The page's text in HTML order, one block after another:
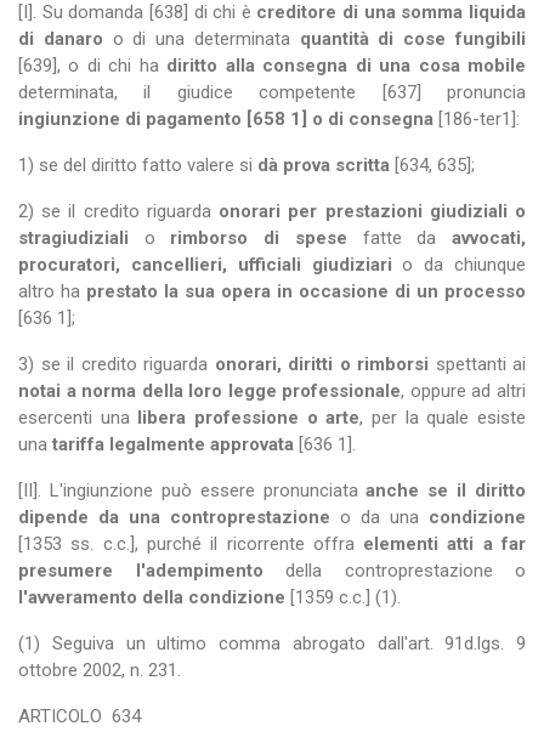
[I]. Su domanda [638] di chi è creditore di una somma liquida
di danaro o di una determinata quantità di cose fungibili
[639], o di chi ha diritto alla consegna di una cosa mobile
determinata, il giudice competente [637] pronuncia
ingiunzione di pagamento [658 1] o di consegna [186-ter1]:
1) se del diritto fatto valere si dà prova scritta [634, 635];
2) se il credito riguarda onorari per prestazioni giudiziali o
stragiudiziali o rimborso di spese fatte daavvocati,
procuratori, cancellieri, ufficiali giudiziari o da chiunque
altro ha prestato la sua opera in occasione di un processo
[636 1];
3) se il credito riguarda onorari, diritti o rimborsi spettanti ai
notai a norma della loro legge professionale, oppure ad altri
esercenti una libera professione o arte, per la quale esiste
una tariffa legalmente approvata [636 1].
[II]. L'ingiunzione può essere pronunciataanche se il diritto
dipende da una controprestazione o da una condizione
[1353 ss. c.c.], purché il ricorrente offra elementi atti a far
presumere l'adempimento della controprestazione o
l'avveramento della condizione [1359 c.c.] (1).
(1) Seguiva un ultimo comma abrogato dall'art. 91d.lgs. 9
ottobre 2002, n. 231.
ARTICOLO 634